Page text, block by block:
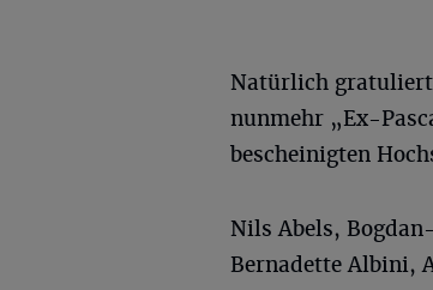
Natürlich
nunmehr „Ex-
bescheinigten
Nils Abels,
Bernadette Albini,